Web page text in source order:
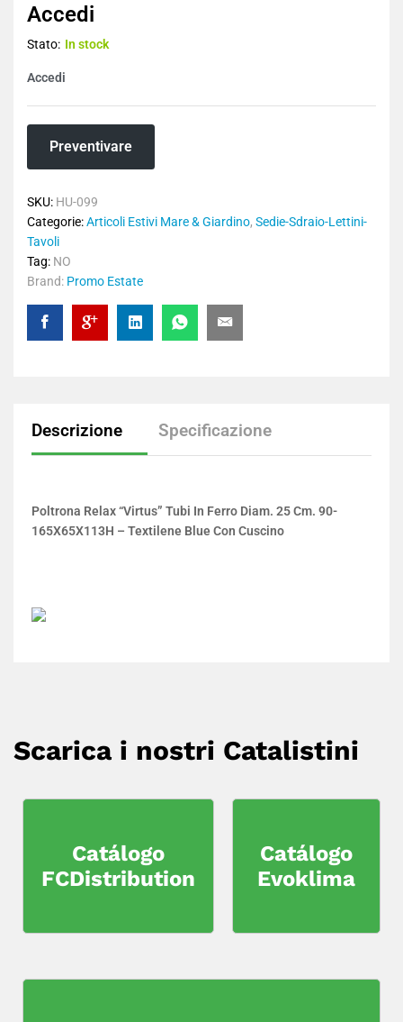
Accedi
Stato: In stock
Accedi
Preventivare
SKU: HU-099
Categorie:Articoli Estivi Mare & Giardino, Sedie-Sdraio-Lettini-
Tavoli
Tag: NO
Brand: Promo Estate
Descrizione Specificazione
Poltrona Relax “Virtus” Tubi In Ferro Diam. 25 Cm. 90-
165X65X113H – Textilene Blue Con Cuscino
Scarica i nostri Catalistini
Catálogo
FCDistribution
Catálogo
Evoklima
AVVISO CHIUSURA ESTIVA
rimarremo chiusi per ferie